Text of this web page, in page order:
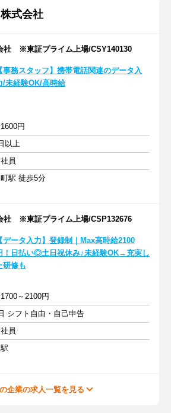
式会社
社 ※東証プライム上場/CSY140130
【事務スタッフ】携帯電話関連のデータ入
/未経験OK/高時給
円
以上
員
駅 徒歩5分
社 ※東証プライム上場/CSP132676
【データ入力】登録制｜Max高時給2100
！日払い◎土日祝休み♪未経験OK→充実し
研修も
～2100円
シフト自由・自己申告
員
企業の求人一覧を見る